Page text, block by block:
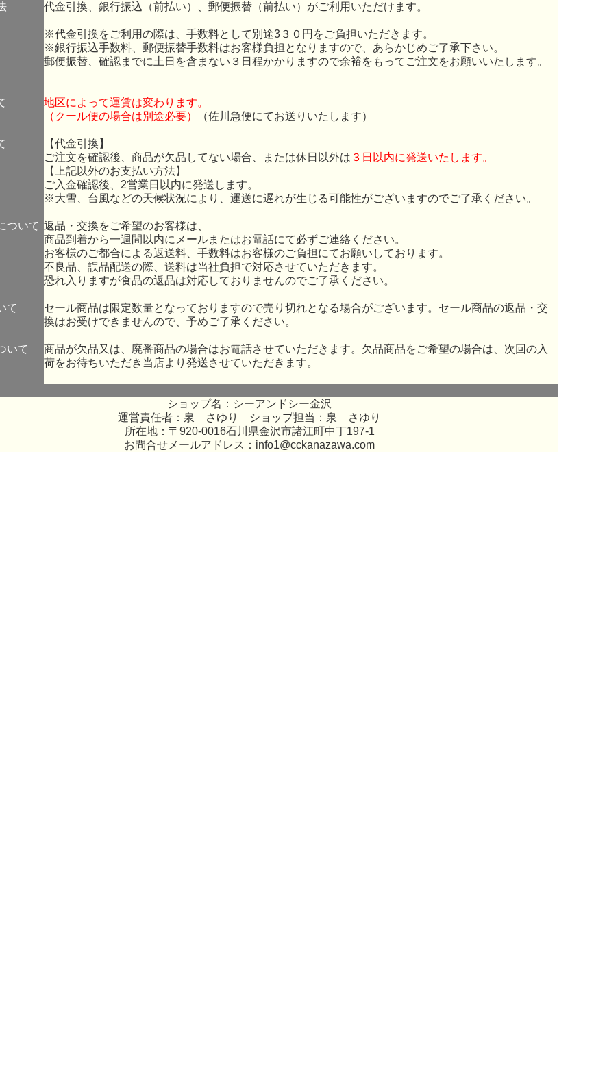
代金引換、銀行振込（前払い）、郵便振替（前払い）がご利用いただけます。
※代金引換をご利用の際は、手数料として別途3３０円をご負担いただきます。
※銀行振込手数料、郵便振替手数料はお客様負担となりますので、あらかじめご了承下さい。
郵便振替、確認までに土日を含まない３日程かかりますので余裕をもってご注文をお願いいたします。
地区によって運賃は変わります。
（クール便の場合は別途必要）
（佐川急便にてお送りいたします）
【代金引換】
ご注文を確認後、商品が欠品してない場合、または休日以外は ３日以内に発送いたします。
【上記以外のお支払い方法】
ご入金確認後、2営業日以内に発送します。
※大雪、台風などの天候状況により、運送に遅れが生じる可能性がございますのでご了承ください。
ついて 返品・交換をご希望のお客様は、
商品到着から一週間以内にメールまたはお電話にて必ずご連絡ください。
お客様のご都合による返送料、手数料はお客様のご負担にてお願いしております。
不良品、誤品配送の際、送料は当社負担で対応させていただきます。
恐れ入りますが食品の返品は対応しておりませんのでご了承ください。
て
セール商品は限定数量となっておりますので売り切れとなる場合がございます。セール商品の返品・交
換はお受けできませんので、予めご了承ください。
いて
商品が欠品又は、廃番商品の場合はお電話させていただきます。欠品商品をご希望の場合は、次回の入
荷をお待ちいただき当店より発送させていただきます。
ショップ名：シーアンドシー金沢
運営責任者：泉 さゆり ショップ担当：泉 さゆり
所在地：〒920-0016石川県金沢市諸江町中丁197-1
お問合せメールアドレス： info1@cckanazawa.com